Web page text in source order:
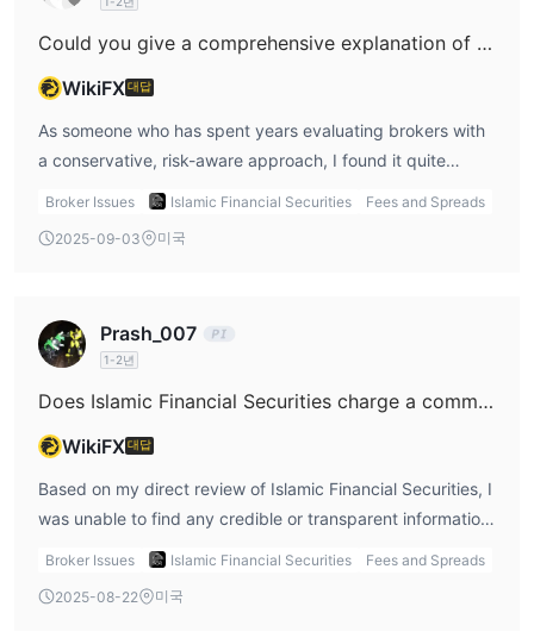
Could you give a comprehensive explanation of the fee structure at Islamic Financial Securities, covering aspects like commissions and spreads?
WikiFX대답
As someone who has spent years evaluating brokers with
a conservative, risk-aware approach, I found it quite
challenging to get transparent information about the fee
research, this broker currently operates without any
out every single detail before committing funds. When
investigating aspects like commissions and spreads, I
noticed an alarming lack of publicly available data. There
are charged per trade, whether there are fixed or variable
spreads, or if there are any additional account or
transaction costs. This absence of detail immediately
signals, for me, a significant risk factor—because clear,
trustworthy financial service. Moreover, Islamic Financial
Broker Issues Islamic Financial Securities Fees and Spreads
2025-09-03 미국
Prash_007
1-2년
Does Islamic Financial Securities charge a commission per lot on their ECN or raw spread accounts?
WikiFX대답
Based on my direct review of Islamic Financial Securities, I
was unable to find any credible or transparent information
indicating that they offer ECN or raw spread accounts, let
such account types. In my experience as a trader, the
Broker Issues Islamic Financial Securities Fees and Spreads
2025-08-22 미국